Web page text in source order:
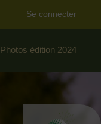
Se connecter
Photos édition 2024